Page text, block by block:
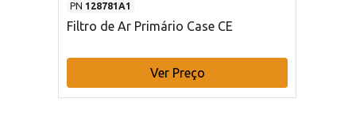
PN 128781A1
Filtro de Ar Primário Case CE
Ver Preço